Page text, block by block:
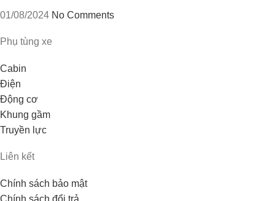
01/08/2024 No Comments
Phụ tùng xe
Cabin
Điện
Động cơ
Khung gầm
Truyền lực
Liên kết
Chính sách bảo mật